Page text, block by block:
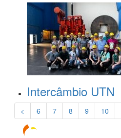
Intercâmbio UTN
< 6 7 8 9 10